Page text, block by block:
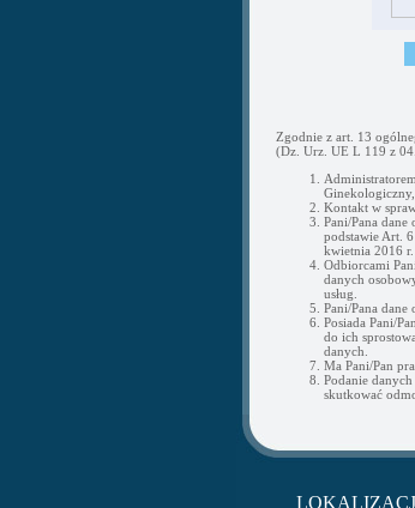
Zgodnie z art. 13
(Dz. Urz. UE L 119 z
Kontakt w
Pani/Pana dane
podstawie Art.
kwietnia 2016 r.
Odbiorcami
danych
usług.
Pani/Pana dane
Posiada Pani/
do ich
danych.
Ma Pani/Pan
Podanie
skutkować